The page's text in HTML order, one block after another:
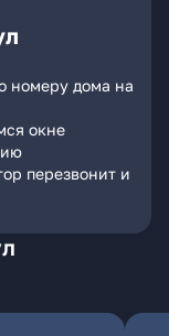
номеру дома на
окне
перезвонит и